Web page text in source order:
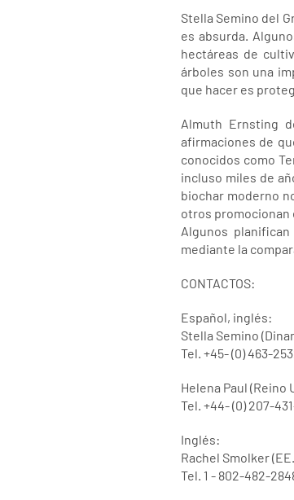
Stella Semino del
es absurda.
hectáreas de
árboles son una
que hacer es
Almuth Ernsting
afirmaciones de
conocidos como
incluso miles de
biochar moderno
otros promocionan
Algunos
mediante la
CONTACTOS:
Español, inglés:
Stella Semino
Tel. +45- (0) 463-
Helena Paul (Reino
Tel. +44- (0) 207-
Inglés:
Rachel Smolker
Tel. 1 - 802-482-